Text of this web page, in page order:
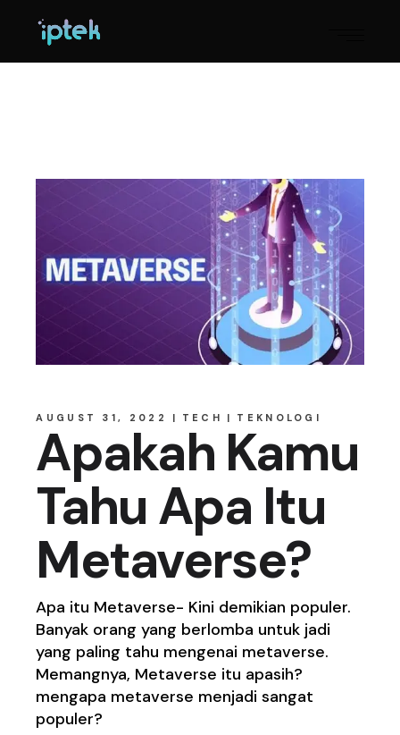
AUGUST 31, 2022 TECH TEKNOLOGI
Apakah Kamu
Tahu Apa Itu
Metaverse?
Apa itu Metaverse- Kini demikian populer.
Banyak orang yang berlomba untuk jadi
yang paling tahu mengenai metaverse.
Memangnya, Metaverse itu apasih?
mengapa metaverse menjadi sangat
populer?